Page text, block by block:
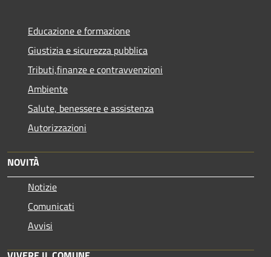
Educazione e formazione
Giustizia e sicurezza pubblica
Tributi,finanze e contravvenzioni
Ambiente
Salute, benessere e assistenza
Autorizzazioni
NOVITÀ
Notizie
Comunicati
Avvisi